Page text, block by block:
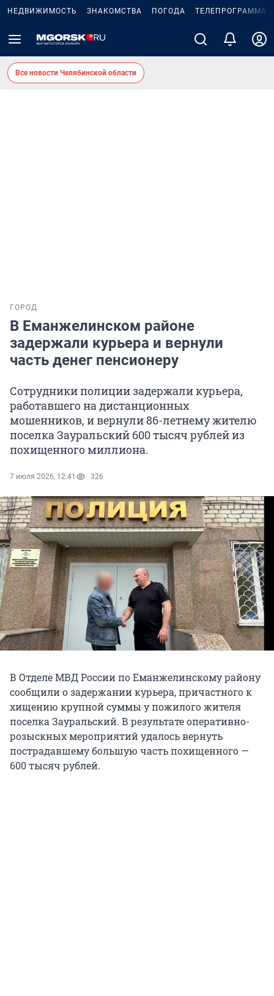
НЕДВИЖИМОСТЬ ЗНАКОМСТВА ПОГОДА ТЕЛЕПРОГРАММА
Все новости Челябинской области
ГОРОД
В Еманжелинском районе
задержали курьера и вернули
часть денег пенсионеру
Сотрудники полиции задержали курьера,
работавшего на дистанционных
мошенников, и вернули 86-летнему жителю
поселка Зауральский 600 тысяч рублей из
похищенного миллиона.
7 июля 2026, 12:41 326
В Отделе МВД России по Еманжелинскому району
сообщили о задержании курьера, причастного к
хищению крупной суммы у пожилого жителя
поселка Зауральский. В результате оперативно-
розыскных мероприятий удалось вернуть
пострадавшему большую часть похищенного —
600 тысяч рублей.